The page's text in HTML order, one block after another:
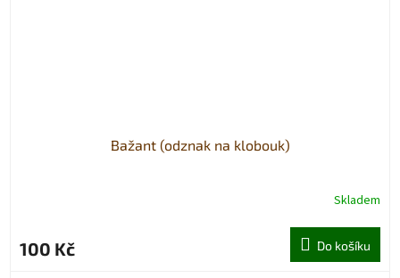
Bažant (odznak na klobouk)
Skladem
100 Kč Do košíku